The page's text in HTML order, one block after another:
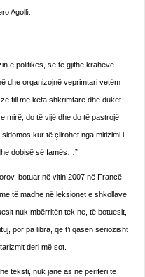
Agollit
e politikës, së të gjithë krahëve.
dhe organizojnë veprimtari vetëm
fill me këta shkrimtarë dhe duket
mirë, do të vijë dhe do të pastrojë
kur të çlirohet nga mitizimi i
dobisë së famës…”
botuar në vitin 2007 në Francë.
të madhe në leksionet e shkollave
nuk mbërritën tek ne, të botuesit,
por pa libra, që t’i qasen seriozisht
deri më sot.
teksti, nuk janë as në periferi të